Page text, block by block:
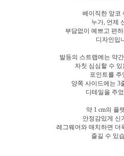
베이직한 앞코
누가, 언제
부담없이 예쁘고 편
디자인입
발등의 스트랩에는 약
자칫 심심할 수
포인트를 주
양쪽 사이드에는 3
디테일을 주
약 1 cm의 플
안정감있게 신
레그웨어와 매치하면 더
즐길 수 있